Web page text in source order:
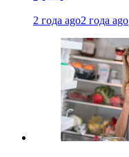
2 года ago2 года ago